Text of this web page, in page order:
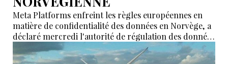
Meta Platforms enfreint les règles européennes en
matière de confidentialité des données en Norvège, a
déclaré mercredi l'autorité de régulation des données
du pays à un tribunal, dans une affaire qui pourrait
avoir des implications européennes plus larges.